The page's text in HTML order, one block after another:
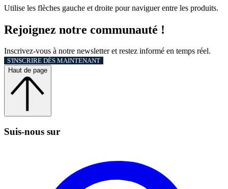
Utilise les flèches gauche et droite pour naviguer entre les produits.
Rejoignez notre communauté !
Inscrivez-vous à notre newsletter et restez informé en temps réel.
S'INSCRIRE DÈS MAINTENANT
Haut de page
Suis‑nous sur